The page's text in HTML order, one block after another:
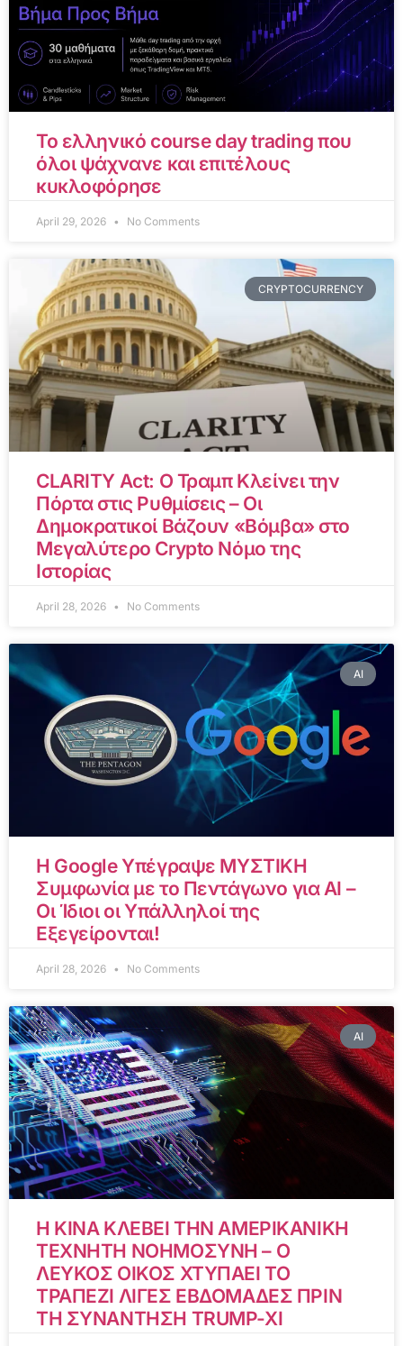
Το ελληνικό course day trading που
όλοι ψάχνανε και επιτέλους
κυκλοφόρησε
April 29, 2026 No Comments
CRYPTOCURRENCY
CLARITY Act: Ο Τραμπ Κλείνει την
Πόρτα στις Ρυθμίσεις – Οι
Δημοκρατικοί Βάζουν «Βόμβα» στο
Μεγαλύτερο Crypto Νόμο της
Ιστορίας
April 28, 2026 No Comments
AI
Η Google Υπέγραψε ΜΥΣΤΙΚΗ
Συμφωνία με το Πεντάγωνο για AI –
Οι Ίδιοι οι Υπάλληλοί της
Εξεγείρονται!
April 28, 2026 No Comments
AI
Η ΚΙΝΑ ΚΛΕΒΕΙ ΤΗΝ ΑΜΕΡΙΚΑΝΙΚΗ
ΤΕΧΝΗΤΗ ΝΟΗΜΟΣΥΝΗ – Ο
ΛΕΥΚΟΣ ΟΙΚΟΣ ΧΤΥΠΑΕΙ ΤΟ
ΤΡΑΠΕΖΙ ΛΙΓΕΣ ΕΒΔΟΜΑΔΕΣ ΠΡΙΝ
ΤΗ ΣΥΝΑΝΤΗΣΗ TRUMP-XI